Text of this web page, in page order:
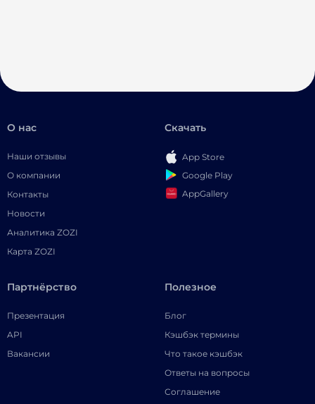
О нас
Наши отзывы
О компании
Контакты
Новости
Аналитика ZOZI
Карта ZOZI
Скачать
App Store
Google Play
AppGallery
Партнёрство
Презентация
API
Вакансии
Полезное
Блог
Кэшбэк термины
Что такое кэшбэк
Ответы на вопросы
Соглашение